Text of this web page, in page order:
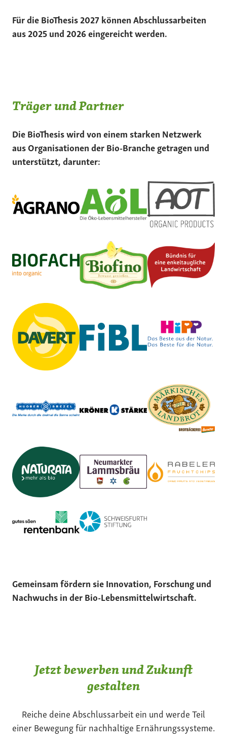
Für die BioThesis 2027 können Abschlussarbeiten
aus 2025 und 2026 eingereicht werden.
Träger und Partner
Die BioThesis wird von einem starken Netzwerk
aus Organisationen der Bio-Branche getragen und
unterstützt, darunter:
Gemeinsam fördern sie Innovation, Forschung und
Nachwuchs in der Bio-Lebensmittelwirtschaft.
Jetzt bewerben und Zukunft
gestalten
Reiche deine Abschlussarbeit ein und werde Teil
einer Bewegung für nachhaltige Ernährungssysteme.